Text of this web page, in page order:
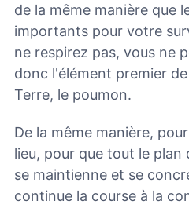
de la même manière que
importants pour votre
ne respirez pas, vous ne
donc l'élément premier
Terre, le poumon.
De la même manière,
lieu, pour que tout le plan
se maintienne et se
continue la course à la